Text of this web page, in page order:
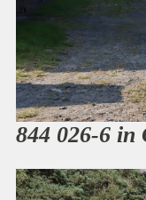
844 026-6 in